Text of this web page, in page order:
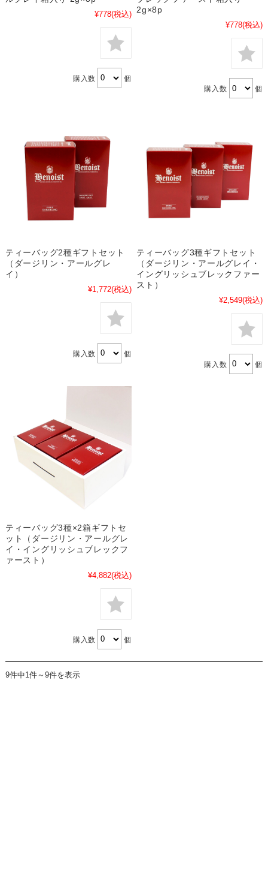
¥778(税込)
購入数 個
2g×8p
¥778(税込)
購入数 個
ティーバッグ2種ギフトセット
（ダージリン・アールグレ
イ）
¥1,772(税込)
購入数 個
ティーバッグ3種ギフトセット
（ダージリン・アールグレイ・
イングリッシュブレックファー
スト）
¥2,549(税込)
購入数 個
ティーバッグ3種×2箱ギフトセ
ット（ダージリン・アールグレ
イ・イングリッシュブレックフ
ァースト）
¥4,882(税込)
購入数 個
9件中1件～9件を表示